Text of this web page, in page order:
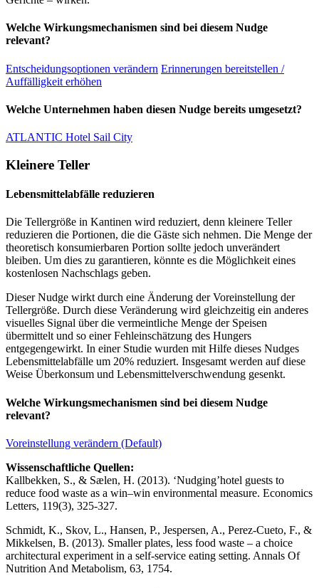
Welche Wirkungsmechanismen sind bei diesem Nudge
relevant?
Entscheidungsoptionen verändern Erinnerungen bereitstellen /
Auffälligkeit erhöhen
Welche Unternehmen haben diesen Nudge bereits umgesetzt?
ATLANTIC Hotel Sail City
Kleinere Teller
Lebensmittelabfälle reduzieren
Die Tellergröße in Kantinen wird reduziert, denn kleinere Teller
reduzieren die Portionen, die die Gäste sich nehmen. Die Menge der
theoretisch konsumierbaren Portion sollte jedoch unverändert
bleiben. Um dies zu garantieren, könnte es die Möglichkeit eines
kostenlosen Nachschlags geben.
Dieser Nudge wirkt durch eine Änderung der Voreinstellung der
Tellergröße. Durch diese Veränderung wird gleichzeitig ein anderes
visuelles Signal über die vermeintliche Menge der Speisen
übermittelt und so einer Fehleinschätzung des Hungers
entgegengewirkt. In einer Studie wurden mit Hilfe dieses Nudges
Lebensmittelabfälle um 20% reduziert. Insgesamt werden auf diese
Weise Überkonsum und Lebensmittelverschwendung gesenkt.
Welche Wirkungsmechanismen sind bei diesem Nudge
relevant?
Voreinstellung verändern (Default)
Wissenschaftliche Quellen:
Kallbekken, S., & Sælen, H. (2013). ‘Nudging’hotel guests to
reduce food waste as a win–win environmental measure. Economics
Letters, 119(3), 325-327.
Schmidt, K., Skov, L., Hansen, P., Jespersen, A., Perez-Cueto, F., &
Mikkelsen, B. (2013). Smaller plates, less food waste – a choice
architectural experiment in a self-service eating setting. Annals Of
Nutrition And Metabolism, 63, 1754.